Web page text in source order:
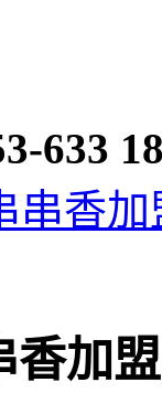
633
串香加
香加